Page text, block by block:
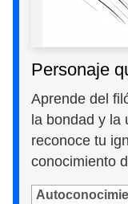
Personaje
Aprende del
la bondad y la
reconoce tu
conocimiento